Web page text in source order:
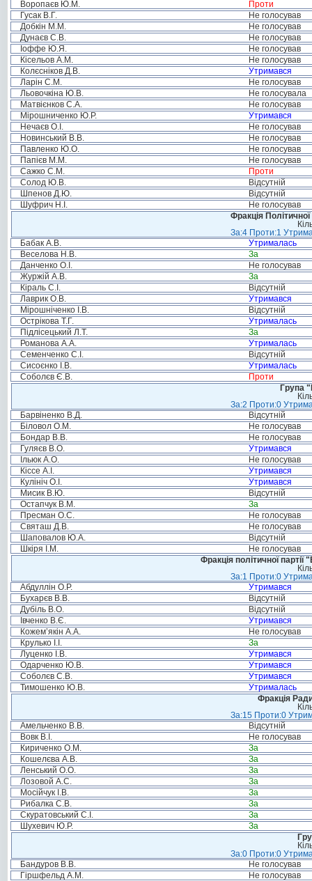
Воропаєв Ю.М.
Проти
Гусак В.Г.
Не голосував
Добкін М.М.
Не голосував
Дунаєв С.В.
Не голосував
Іоффе Ю.Я.
Не голосував
Кісельов А.М.
Не голосував
Колєсніков Д.В.
Утримався
Ларін С.М.
Не голосував
Льовочкіна Ю.В.
Не голосувала
Матвієнков С.А.
Не голосував
Мірошниченко Ю.Р.
Утримався
Нечаєв О.І.
Не голосував
Новинський В.В.
Не голосував
Павленко Ю.О.
Не голосував
Папієв М.М.
Не голосував
Сажко С.М.
Проти
Солод Ю.В.
Відсутній
Шпенов Д.Ю.
Відсутній
Шуфрич Н.І.
Не голосував
Фракція
За:4 Проти:1
Бабак А.В.
Утрималась
Веселова Н.В.
За
Данченко О.І.
Не голосував
Журжій А.В.
За
Кіраль С.І.
Відсутній
Лаврик О.В.
Утримався
Мірошніченко І.В.
Відсутній
Острікова Т.Г.
Утрималась
Підлісецький Л.Т.
За
Романова А.А.
Утрималась
Семенченко С.І.
Відсутній
Сисоєнко І.В.
Утрималась
Соболєв Є.В.
Проти
Група
За:2 Проти:0
Барвіненко В.Д.
Відсутній
Біловол О.М.
Не голосував
Бондар В.В.
Не голосував
Гуляєв В.О.
Утримався
Ільюк А.О.
Не голосував
Кіссе А.І.
Утримався
Кулініч О.І.
Утримався
Мисик В.Ю.
Відсутній
Остапчук В.М.
За
Пресман О.С.
Не голосував
Святаш Д.В.
Не голосував
Шаповалов Ю.А.
Відсутній
Шкіря І.М.
Не голосував
Фракція політичної
За:1 Проти:0
Абдуллін О.Р.
Утримався
Бухарєв В.В.
Відсутній
Дубіль В.О.
Відсутній
Івченко В.Є.
Утримався
Кожем’якін А.А.
Не голосував
Крулько І.І.
За
Луценко І.В.
Утримався
Одарченко Ю.В.
Утримався
Соболєв С.В.
Утримався
Тимошенко Ю.В.
Утрималась
Фракція
За:15 Проти:0
Амельченко В.В.
Відсутній
Вовк В.І.
Не голосував
Кириченко О.М.
За
Кошелєва А.В.
За
Ленський О.О.
За
Лозовой А.С.
За
Мосійчук І.В.
За
Рибалка С.В.
За
Скуратовський С.І.
За
Шухевич Ю.Р.
За
За:0 Проти:0
Бандуров В.В.
Не голосував
Гіршфельд А.М.
Не голосував